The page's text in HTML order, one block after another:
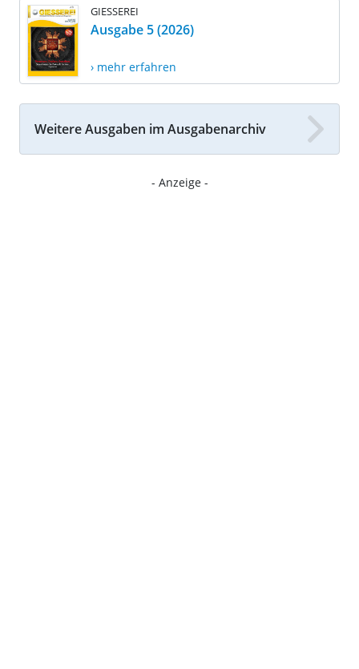
GIESSEREI
Ausgabe 5 (2026)
› mehr erfahren
Weitere Ausgaben im Ausgabenarchiv
- Anzeige -